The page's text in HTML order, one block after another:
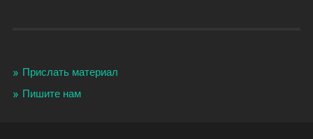
Прислать материал
Пишите нам